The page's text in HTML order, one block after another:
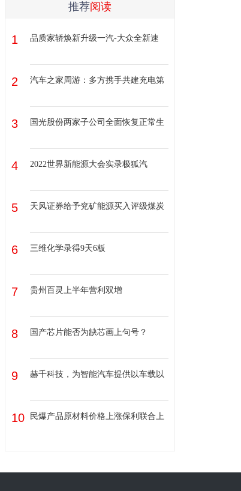
推荐阅读
1 品质家轿焕新升级一汽-大众全新速
2 汽车之家周游：多方携手共建充电第
3 国光股份两家子公司全面恢复正常生
4 2022世界新能源大会实录极狐汽
5 天风证券给予兖矿能源买入评级煤炭
6 三维化学录得9天6板
7 贵州百灵上半年营利双增
8 国产芯片能否为缺芯画上句号？
9 赫千科技，为智能汽车提供以车载以
10 民爆产品原材料价格上涨保利联合上